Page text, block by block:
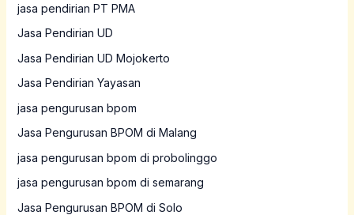
jasa pendirian PT PMA
Jasa Pendirian UD
Jasa Pendirian UD Mojokerto
Jasa Pendirian Yayasan
jasa pengurusan bpom
Jasa Pengurusan BPOM di Malang
jasa pengurusan bpom di probolinggo
jasa pengurusan bpom di semarang
Jasa Pengurusan BPOM di Solo